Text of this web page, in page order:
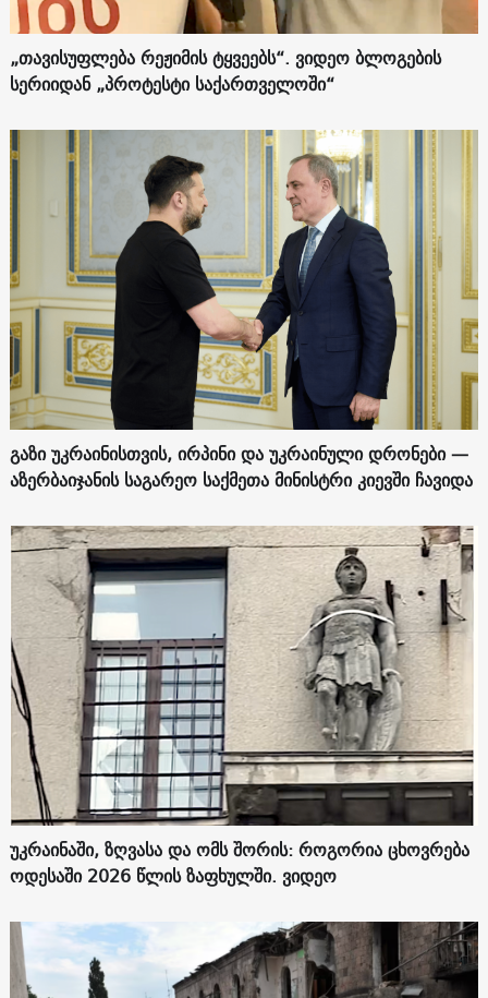
„თავისუფლება რეჟიმის ტყვეებს“. ვიდეო ბლოგების
სერიიდან „პროტესტი საქართველოში“
გაზი უკრაინისთვის, ირპინი და უკრაინული დრონები —
აზერბაიჯანის საგარეო საქმეთა მინისტრი კიევში ჩავიდა
უკრაინაში, ზღვასა და ომს შორის: როგორია ცხოვრება
ოდესაში 2026 წლის ზაფხულში. ვიდეო